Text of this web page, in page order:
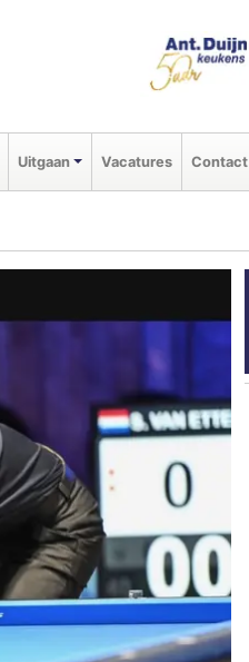
Uitgaan Vacatures Contact